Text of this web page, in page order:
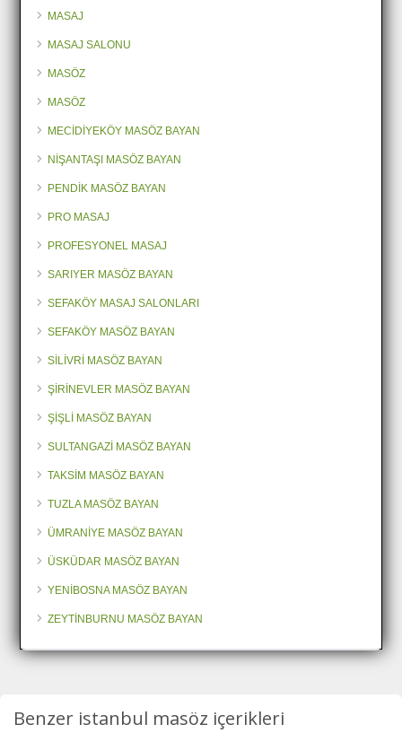
MASAJ
MASAJ SALONU
MASÖZ
MASÖZ
MECİDİYEKÖY MASÖZ BAYAN
NİŞANTAŞI MASÖZ BAYAN
PENDİK MASÖZ BAYAN
PRO MASAJ
PROFESYONEL MASAJ
SARIYER MASÖZ BAYAN
SEFAKÖY MASAJ SALONLARI
SEFAKÖY MASÖZ BAYAN
SİLİVRİ MASÖZ BAYAN
ŞİRİNEVLER MASÖZ BAYAN
ŞİŞLİ MASÖZ BAYAN
SULTANGAZİ MASÖZ BAYAN
TAKSİM MASÖZ BAYAN
TUZLA MASÖZ BAYAN
ÜMRANİYE MASÖZ BAYAN
ÜSKÜDAR MASÖZ BAYAN
YENİBOSNA MASÖZ BAYAN
ZEYTİNBURNU MASÖZ BAYAN
Benzer istanbul masöz içerikleri